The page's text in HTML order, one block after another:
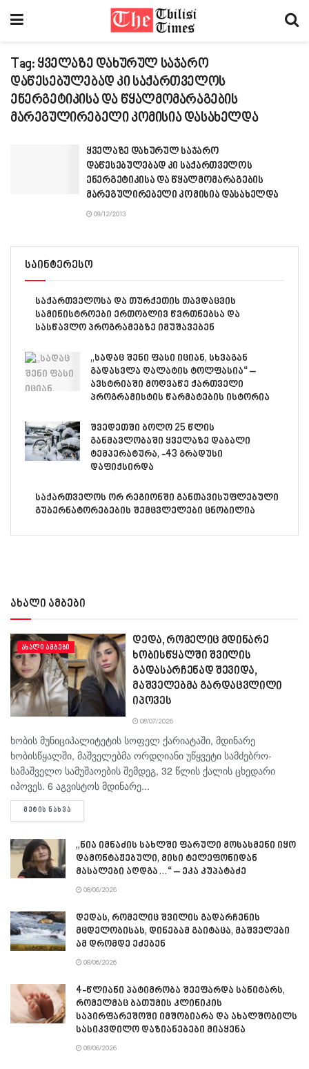
Tag: ყველაზე დახურულ საჯარო
დაწესებულებად კი საქართველოს
ენერგეტიკისა და წყალმომარაგების
მარეგულირებელი კომისია დასახელდა
ყველაზე დახურულ საჯარო
დაწესებულებად კი საქართველოს
ენერგეტიკისა და წყალმომარაგების
მარეგულირებელი კომისია დასახელდა
09/12/2013
საინტერესო
საქართველოსა და თურქეთის თავდაცვის
სამინისტროები ერთობლივ წვრთნებსა და
სასწავლო პროგრამებზე იმუშავებენ
„სადაც შენი ფასი იციან, სხვაგან
გადასვლა ღალატის ტოლფასია“ –
ავსტრიაში მოღვაწე ქართველი
პროგრამისტის წარმატების ისტორია
შვედეთში ბოლო 25 წლის
განმავლობაში ყველაზე დაბალი
ტემპერატურა, -43 გრადუსი
დაფიქსირდა
საქართველოს ორ რეგიონში განთავისუფლებული
გუბერნატორებების შემცვლელები ცნობილია
ახალი ამბები
ᲐᲮᲐᲚᲘ ᲐᲛᲑᲔᲑᲘ
დედა, რომელიც მდინარე
ხობისწყალში შვილის
გადასარჩენად შევიდა,
მაშველებმა გარდაცვლილი
იპოვეს
08/07/2026
ხობის მუნიციპალიტეტის სოფელ ქარიატაში, მდინარე
ხობისწყალში, მაშველებმა ორდღიანი უწყვეტი სამძებრო-
სამაშველო სამუშაოების შემდეგ, 32 წლის ქალის ცხედარი
იპოვეს. 6 აგვისტოს მდინარე...
ᲛᲔᲢᲘᲡ ᲜᲐᲮᲕᲐ
„ნია იმნაძის სახლში ფარული მოსასმენი იყო
დამონტაჟებული, მისი ტელეფონიდან
მასალები აღდგა…“ – ეკა კუპატაძე
08/06/2026
დედას, რომელიც შვილის გადარჩენის
მცდელობისას, დინებამ გაიტაცა, მაშველები
ამ დრომდე ეძებენ
08/06/2026
4-წლიანი პატიმრობა შეეფარდა სანიტარს,
რომელმაც ბათუმის კლინიკის
საპირფარეშოში იმშობიარა და ახალშობილს
სასიკვდილო დაზიანებები მიაყენა
08/06/2026